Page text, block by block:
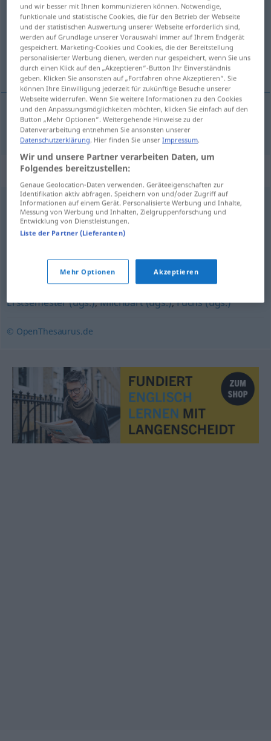
Übersicht aller Übersetzungen
(Für mehr Details die Übersetzung anklicken/antippen)
youngster
youngster Youngster
Synonyme für "Youngster"
Neueinsteiger,Grünschnabel (ugs.),Küken (ugs., fig.,
zärtlich-ironisch),Spund (ugs.)
Debütant (geh.)
,Newbie (ugs.) Kadett (ugs.)
(ugs., ironisch, scherzhaft), Greenhorn (ugs., engl.)
Erstsemester (ugs.),Milchbart (ugs.),Fuchs (ugs.)
© OpenThesaurus.de
und wir besser mit Ihnen kommunizieren können. Notwendige,
funktionale und statistische Cookies, die für den Betrieb der Webseite
und der statistischen Auswertung unserer Webseite erforderlich sind,
werden auf Grundlage unserer Vorauswahl immer auf Ihrem Endgerät
gespeichert. Marketing-Cookies und Cookies, die der Bereitstellung
personalisierter Werbung dienen, werden nur gespeichert, wenn Sie uns
durch einen Klick auf den „Akzeptieren“-Button Ihr Einverständnis
geben. Klicken Sie ansonsten auf „Fortfahren ohne Akzeptieren“. Sie
können Ihre Einwilligung jederzeit für zukünftige Besuche unserer
Webseite widerrufen. Wenn Sie weitere Informationen zu den Cookies
und den Anpassungsmöglichkeiten möchten, klicken Sie einfach auf den
Button „Mehr Optionen“. Weitergehende Hinweise zu der
Datenverarbeitung entnehmen Sie ansonsten unserer
Datenschutzerklärung. Hier finden Sie unserImpressum.
Wir und unsere Partner verarbeiten Daten, um
Folgendes bereitzustellen:
Genaue Geolocation-Daten verwenden. Geräteeigenschaften zur
Identifikation aktiv abfragen. Speichern von und/oder Zugriff auf
Informationen auf einem Gerät. Personalisierte Werbung und Inhalte,
Messung von Werbung und Inhalten, Zielgruppenforschung und
Entwicklung von Dienstleistungen.
Liste der Partner (Lieferanten)
Mehr Optionen Akzeptieren